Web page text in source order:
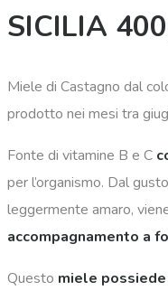
SICILIA
Miele di Castagno dal
prodotto nei mesi tra
Fonte di vitamine B e C
per l’organismo. Dal
leggermente amaro,
accompagnamento a
Questo miele